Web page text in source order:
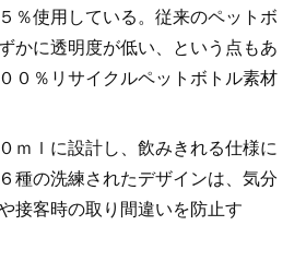
％使用している。従来のペットボ
かに透明度が低い、という点もあ
０％リサイクルペットボトル素材
ｍｌに設計し、飲みきれる仕様に
種の洗練されたデザインは、気分
接客時の取り間違いを防止す